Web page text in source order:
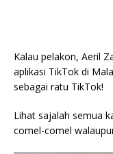
Kalau pelakon, Aeril
aplikasi TikTok di
sebagai ratu TikTok!
Lihat sajalah semua
comel-comel